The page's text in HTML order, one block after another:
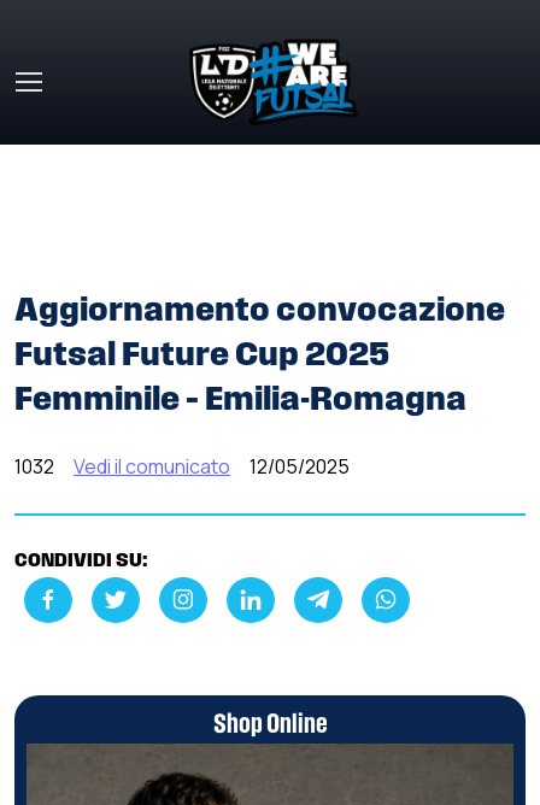
Aggiornamento convocazione
Futsal Future Cup 2025
Femminile – Emilia-Romagna
1032 Vedi il comunicato 12/05/2025
CONDIVIDI SU:
Shop Online